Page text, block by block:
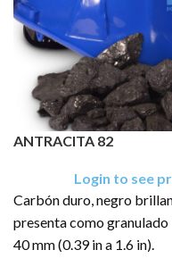
ANTRACITA 82
Login to see
Carbón duro, negro
presenta como
40 mm (0.39 in a 1.6 in).